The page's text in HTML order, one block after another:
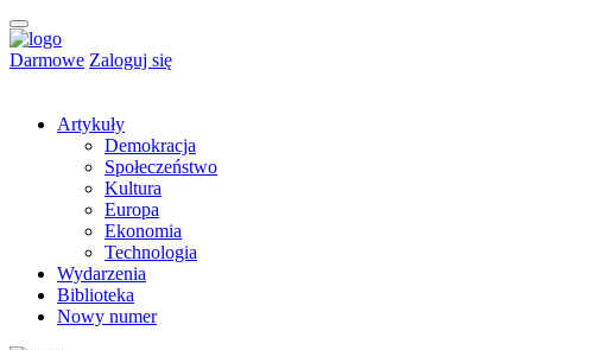
Darmowe Zaloguj się
Artykuły
Demokracja
Społeczeństwo
Kultura
Europa
Ekonomia
Technologia
Wydarzenia
Biblioteka
Nowy numer